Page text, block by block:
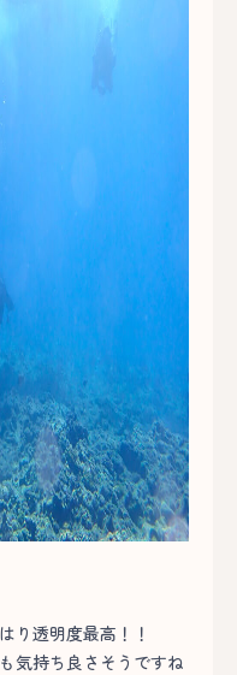
り透明度最高！！
気持ち良さそうですね